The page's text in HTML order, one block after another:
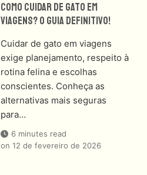
Como Cuidar De Gato Em
Viagens? O Guia Definitivo!
Cuidar de gato em viagens
exige planejamento, respeito à
rotina felina e escolhas
conscientes. Conheça as
alternativas mais seguras
para…
6 minutes read
on 12 de fevereiro de 2026